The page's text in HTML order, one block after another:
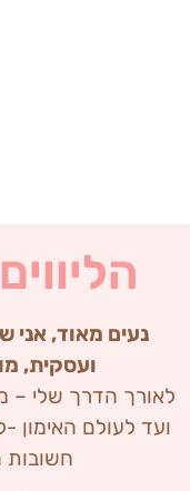
נעים מאוד, אני
ועסקית,
לאורך הדרך שלי –
ועד לעולם האימון
חשובות